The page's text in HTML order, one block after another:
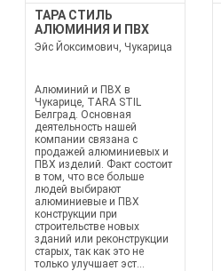
ТАРА СТИЛЬ
АЛЮМИНИЯ И ПВХ
Эйс Йоксимович, Чукарица
Алюминий и ПВХ в
Чукарице, TARA STIL
Белград. Основная
деятельность нашей
компании связана с
продажей алюминиевых и
ПВХ изделий. Факт состоит
в том, что все больше
людей выбирают
алюминиевые и ПВХ
конструкции при
строительстве новых
зданий или реконструкции
старых, так как это не
только улучшает эст...